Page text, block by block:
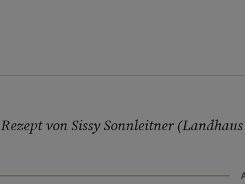
Rezept von Sissy Sonnleitner